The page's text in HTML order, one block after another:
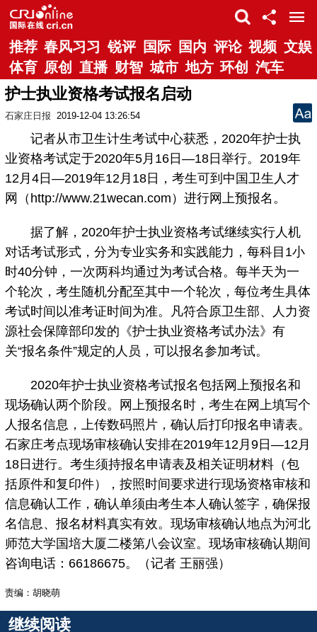
推荐 春风习习 锐评 国际 国内 评论 视频 文娱
体育 原创 直播 财智 城市 地方 环创 汽车
护士执业资格考试报名启动
石家庄日报 2019-12-04 13:26:54
记者从市卫生计生考试中心获悉，2020年护士执
业资格考试定于2020年5月16日—18日举行。2019年
12月4日—2019年12月18日，考生可到中国卫生人才
网（http://www.21wecan.com）进行网上预报名。
据了解，2020年护士执业资格考试继续实行人机
对话考试形式，分为专业实务和实践能力，每科目1小
时40分钟，一次两科均通过为考试合格。每半天为一
个轮次，考生随机分配至其中一个轮次，每位考生具体
考试时间以准考证时间为准。凡符合原卫生部、人力资
源社会保障部印发的《护士执业资格考试办法》有
关“报名条件”规定的人员，可以报名参加考试。
2020年护士执业资格考试报名包括网上预报名和
现场确认两个阶段。网上预报名时，考生在网上填写个
人报名信息，上传数码照片，确认后打印报名申请表。
石家庄考点现场审核确认安排在2019年12月9日—12月
18日进行。考生须持报名申请表及相关证明材料（包
括原件和复印件），按照时间要求进行现场资格审核和
信息确认工作，确认单须由考生本人确认签字，确保报
名信息、报名材料真实有效。现场审核确认地点为河北
师范大学国培大厦二楼第八会议室。现场审核确认期间
咨询电话：66186675。（记者 王丽强）
责编：胡晓萌
继续阅读